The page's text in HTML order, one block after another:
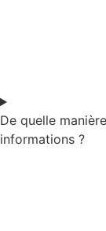
De quelle
informations ?